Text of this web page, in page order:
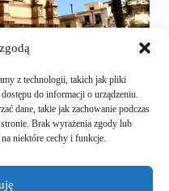
z technologii, takich jak pliki
do informacji o urządzeniu.
dane, takie jak zachowanie podczas
Brak wyrażenia zgody lub
niektóre cechy i funkcje.
w której
z Polski, której
duży. Trzy